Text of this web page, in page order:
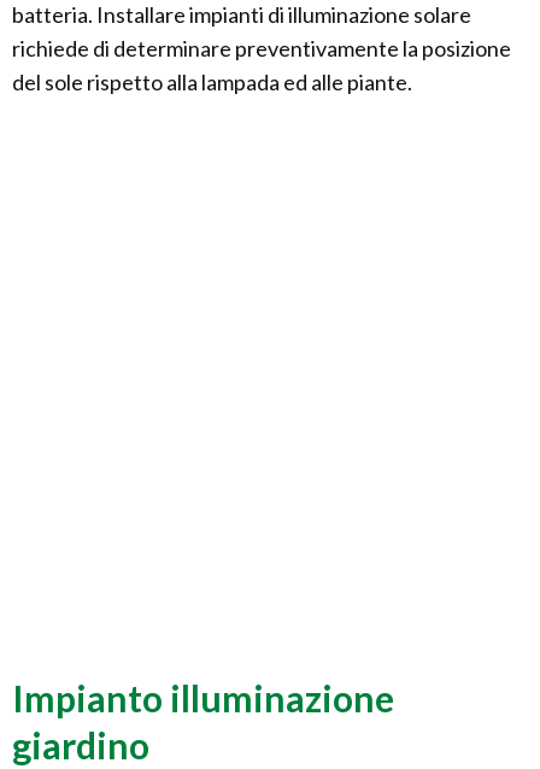
batteria. Installare impianti di illuminazione solare
richiede di determinare preventivamente la posizione
del sole rispetto alla lampada ed alle piante.
Impianto illuminazione
giardino